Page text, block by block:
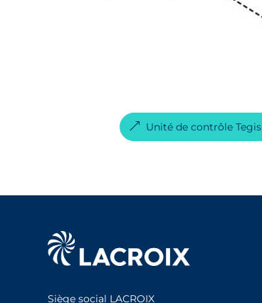
Unité de contrôle Tegis
Siège social LACROIX